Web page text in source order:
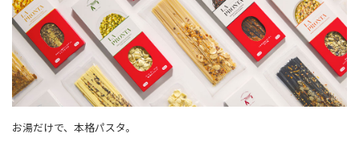
お湯だけで、本格パスタ。